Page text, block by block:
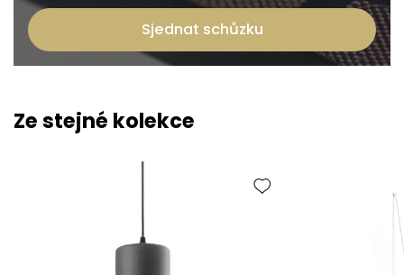
Sjednat schůzku
Ze stejné kolekce